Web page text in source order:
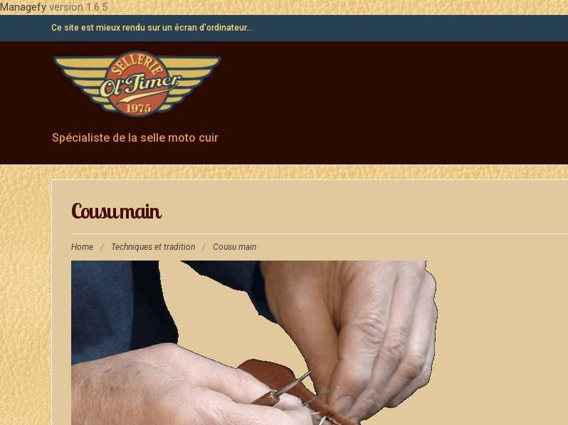
Managefyversion 1.6.5
Ce site est mieux rendu sur un écran d'ordinateur...
Spécialiste de la selle moto cuir
Cousu main
Home / Techniques et tradition / Cousu main